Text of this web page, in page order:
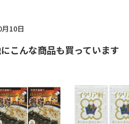
10日
こんな商品も買っています